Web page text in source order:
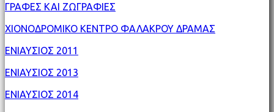
ΓΡΑΦΕΣ ΚΑΙ ΖΩΓΡΑΦΙΕΣ
ΧΙΟΝΟΔΡΟΜΙΚΟ ΚΕΝΤΡΟ ΦΑΛΑΚΡΟΥ ΔΡΑΜΑΣ
ΕΝΙΑΥΣΙΟΣ 2011
ΕΝΙΑΥΣΙΟΣ 2013
ΕΝΙΑΥΣΙΟΣ 2014